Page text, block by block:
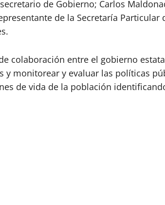
de Gobierno; Carlos
de la Secretaría Particular
colaboración entre el gobierno
y monitorear y evaluar las políticas
de vida de la población